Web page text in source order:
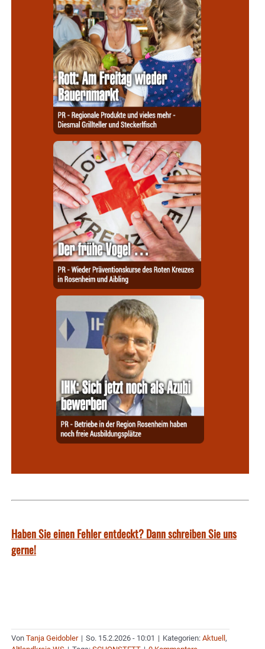
Haben Sie einen Fehler entdeckt? Dann schreiben Sie uns
gerne!
Von Tanja Geidobler | So. 15.2.2026 - 10:01 | Kategorien: Aktuell ,